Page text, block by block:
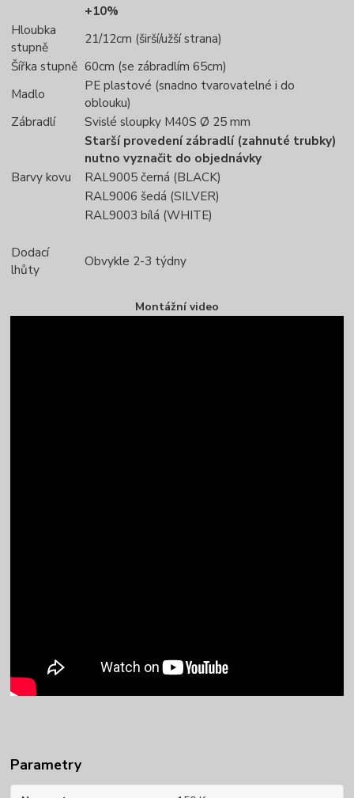
+10%
Hloubka
stupně
21/12cm (širší/užší strana)
Šířka stupně 60cm (se zábradlím 65cm)
Madlo
PE plastové (snadno tvarovatelné i do
oblouku)
Zábradlí
Svislé sloupky M40S Ø 25 mm
Starší provedení zábradlí (zahnuté trubky)
nutno vyznačit do objednávky
Barvy kovu
RAL9005 černá (BLACK)
RAL9006 šedá (SILVER)
RAL9003 bílá (WHITE)
Dodací
lhůty
Obvykle 2-3 týdny
Montážní video
Parametry